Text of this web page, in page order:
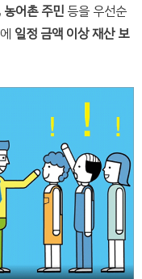
농어촌 주민 등을 우선순
일정 금액 이상 재산 보